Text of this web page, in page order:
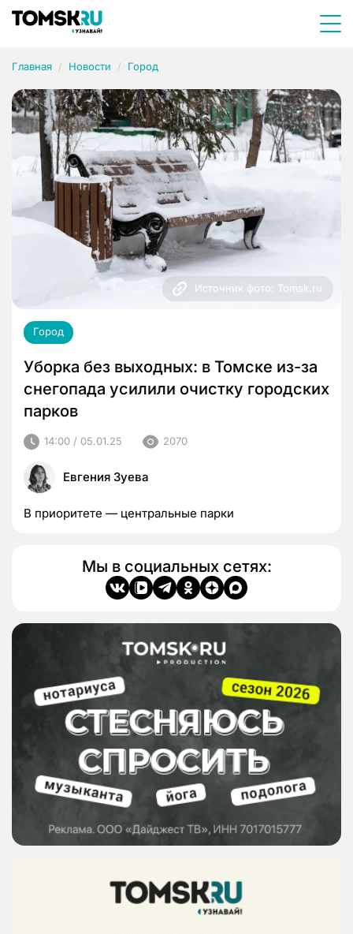
Главная Новости Город
Источник фото: Tomsk.ru
Город
Уборка без выходных: в Томске из-за
снегопада усилили очистку городских
парков
14:00 / 05.01.25 2070
Евгения Зуева
В приоритете — центральные парки
Мы в социальных сетях: